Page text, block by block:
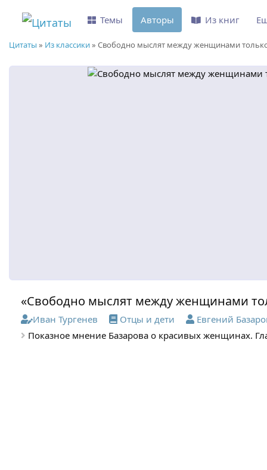
Цитаты » Из классики» Свободно мыслят между женщинами
«Свободно мыслят между женщинами
Иван Тургенев Отцы и дети
Евгений
Показное мнение Базарова о красивых женщинах.
Темы Авторы Из книг